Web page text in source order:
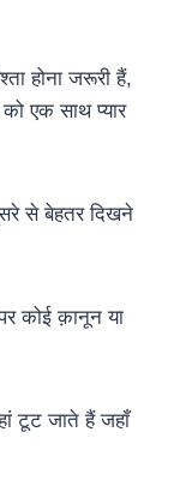
होना जरूरी हैं,
एक साथ प्यार
से बेहतर दिखने
कोई क़ानून या
टूट जाते हैं जहाँ